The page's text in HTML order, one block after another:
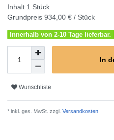
Inhalt 1 Stück
Grundpreis 934,00 € / Stück
Innerhalb von 2-10 Tage lieferbar.
In
Wunschliste
* inkl. ges. MwSt. zzgl. Versandkosten